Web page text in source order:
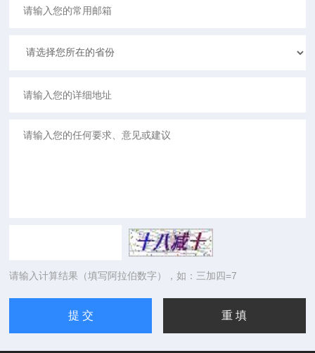
请输入计算结果（填写阿拉伯数字），如：三加四=7